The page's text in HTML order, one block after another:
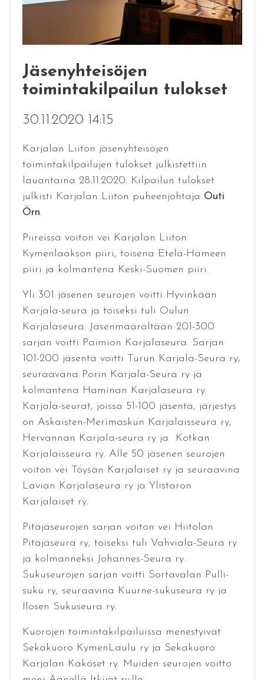
Jäsenyhteisöjen
toimintakilpailun tulokset
30.11.2020 14:15
Karjalan Liiton jäsenyhteisöjen
toimintakilpailujen tulokset julkistettiin
lauantaina 28.11.2020. Kilpailun tulokset
julkisti Karjalan Liiton puheenjohtaja Outi
Örn.
Piireissä voiton vei Karjalan Liiton
Kymenlaakson piiri, toisena Etelä-Hämeen
piiri ja kolmantena Keski-Suomen piiri.
Yli 301 jäsenen seurojen voitti Hyvinkään
Karjala-seura ja toiseksi tuli Oulun
Karjalaseura. Jäsenmäärältään 201-300
sarjan voitti Paimion Karjalaseura. Sarjan
101-200 jäsentä voitti Turun Karjala-Seura ry,
seuraavana Porin Karjala-Seura ry ja
kolmantena Haminan Karjalaseura ry.
Karjala-seurat, joissa 51-100 jäsentä, järjestys
on Askaisten-Merimaskun Karjalaisseura ry,
Hervannan Karjala-seura ry ja Kotkan
Karjalaisseura ry. Alle 50 jäsenen seurojen
voiton vei Töysän Karjalaiset ry ja seuraavina
Lavian Karjalaseura ry ja Ylistaron
Karjalaiset ry.
Pitäjäseurojen sarjan voiton vei Hiitolan
Pitäjäseura ry, toiseksi tuli Vahviala-Seura ry
ja kolmanneksi Johannes-Seura ry.
Sukuseurojen sarjan voitti Sortavalan Pulli-
suku ry, seuraavina Kuurne-sukuseura ry ja
Ilosen Sukuseura ry.
Kuorojen toimintakilpailuissa menestyivät
Sekakuoro KymenLaulu ry ja Sekakuoro
Karjalan Käköset ry. Muiden seurojen voitto